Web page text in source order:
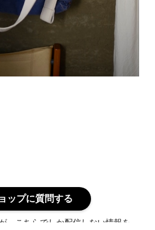
Letter
、こちらでしか配信しない情報を
ップに質問する